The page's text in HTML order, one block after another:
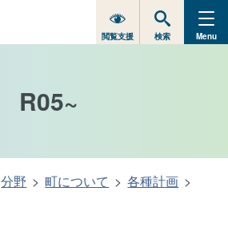
閲覧支援 検索 Menu
R05~
分野 町について
各種計画